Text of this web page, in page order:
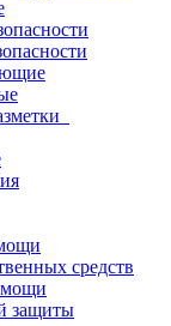
средств
защиты